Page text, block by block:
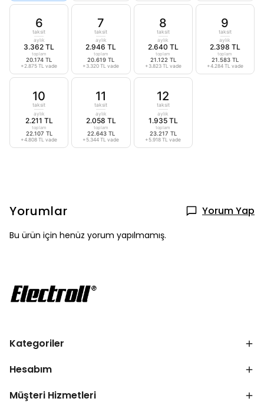
6
taksit
aylık
3.362 TL
toplam
20.174 TL
+2.875 TL vade
7
taksit
aylık
2.946 TL
toplam
20.619 TL
+3.320 TL vade
8
taksit
aylık
2.640 TL
toplam
21.122 TL
+3.823 TL vade
9
taksit
aylık
2.398 TL
toplam
21.583 TL
+4.284 TL vade
10
taksit
aylık
2.211 TL
toplam
22.107 TL
+4.808 TL vade
11
taksit
aylık
2.058 TL
toplam
22.643 TL
+5.344 TL vade
12
taksit
aylık
1.935 TL
toplam
23.217 TL
+5.918 TL vade
Yorumlar Yorum Yap
Bu ürün için henüz yorum yapılmamış.
Kategoriler
Hesabım
Müşteri Hizmetleri